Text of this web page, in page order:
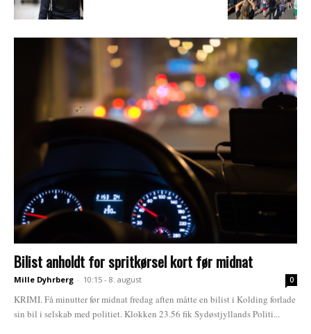
Bilist anholdt for spritkørsel kort før midnat
Mille Dyhrberg - 10:15 - 8. august 0
KRIMI. Få minutter før midnat fredag aften måtte en bilist i Kolding forlade
sin bil i selskab med politiet. Klokken 23.56 fik Sydøstjyllands Politi...